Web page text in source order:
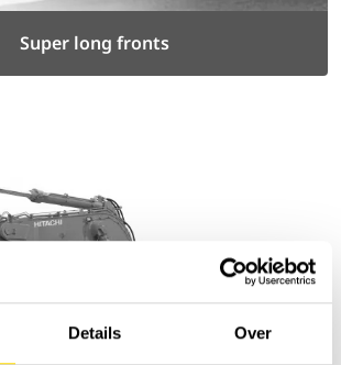
Details Over
Super long fronts